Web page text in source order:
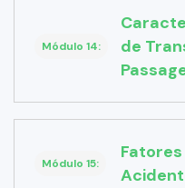
Módulo 14:
de
Módulo 15: